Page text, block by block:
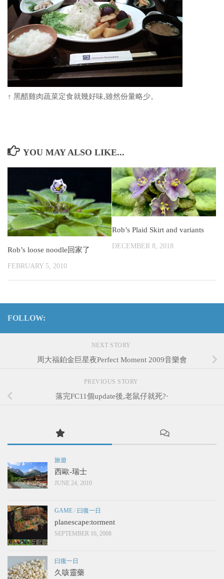
↑ 黑醋雞肉蔬菜定食就幾好味,雖然份量略少。
YOU MAY ALSO LIKE...
Rob’s loose noodle回家了
FEBRUARY 5, 2010
Rob’s Plaid Skirt and variants
DECEMBER 8, 2018
FOLLOW:
NEXT STORY
周大福鉑金巨星夜Perfect Moment 2009音樂會
PREVIOUS STORY
落完FC11個update後,老鼠仔就死?·
旅遊
西歐-瑞士
JUNE 24, 2010
GAME / 曰復一日
planescape:torment
SEPTEMBER 16, 2008
曰復一日
久咳靈藥